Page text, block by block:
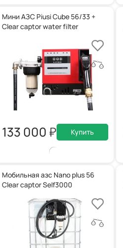
Мини АЗС Piusi Cube 56/33 +
Clear captor water filter
133 000 Купить
Мобильная азс Nano plus 56
Clear captor Self3000